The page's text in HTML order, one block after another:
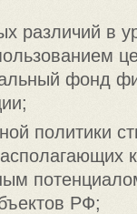
различий в
фонд
политики
РФ;